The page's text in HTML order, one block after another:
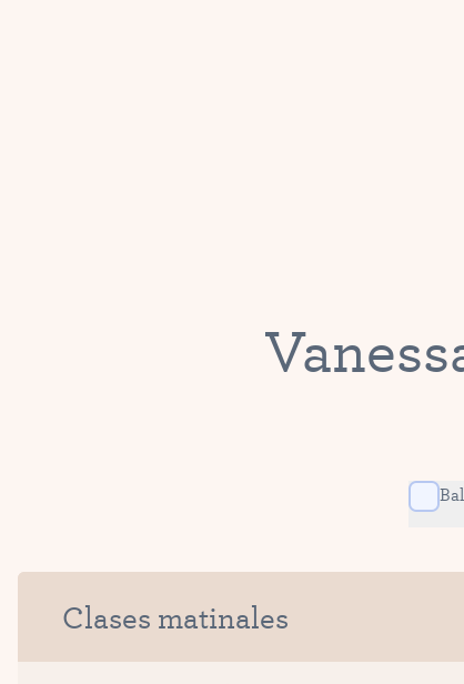
Clases matinales